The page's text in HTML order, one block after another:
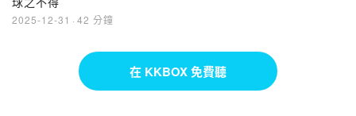
2025-12-31 · 42 分鐘
在 KKBOX 免費聽